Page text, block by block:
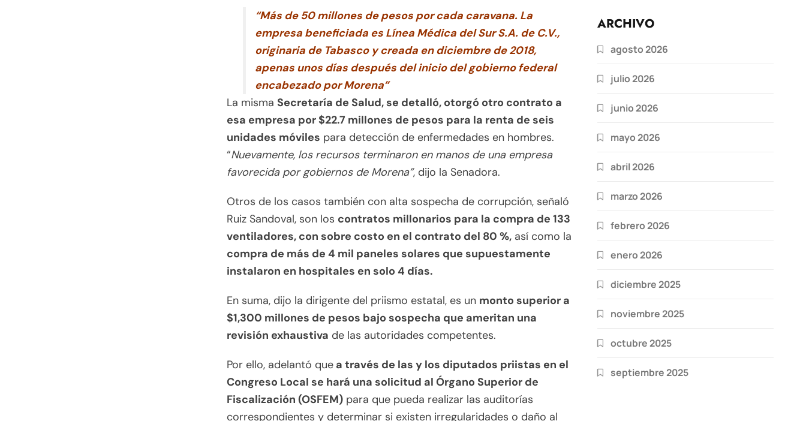
“Más de 50 millones de pesos por cada caravana. La
empresa beneficiada es Línea Médica del Sur S.A. de C.V.,
originaria de Tabasco y creada en diciembre de 2018,
apenas unos días después del inicio del gobierno federal
encabezado por Morena”
La misma Secretaría de Salud, se detalló, otorgó otro contrato a
esa empresa por $22.7 millones de pesos para la renta de seis
unidades móviles para detección de enfermedades en hombres.
“Nuevamente, los recursos terminaron en manos de una empresa
favorecida por gobiernos de Morena”, dijo la Senadora.
Otros de los casos también con alta sospecha de corrupción, señaló
Ruiz Sandoval, son los contratos millonarios para la compra de 133
ventiladores, con sobre costo en el contrato del 80 %, así como la
compra de más de 4 mil paneles solares que supuestamente
instalaron en hospitales en solo 4 días.
En suma, dijo la dirigente del priismo estatal, es un monto superior a
$1,300 millones de pesos bajo sospecha que ameritan una
revisión exhaustiva de las autoridades competentes.
Por ello, adelantó que a través de las y los diputados priistas en el
Congreso Local se hará una solicitud al Órgano Superior de
Fiscalización (OSFEM) para que pueda realizar las auditorías
correspondientes y determinar si existen irregularidades o daño al
ARCHIVO
agosto 2026
julio 2026
junio 2026
mayo 2026
abril 2026
marzo 2026
febrero 2026
enero 2026
diciembre 2025
noviembre 2025
octubre 2025
septiembre 2025